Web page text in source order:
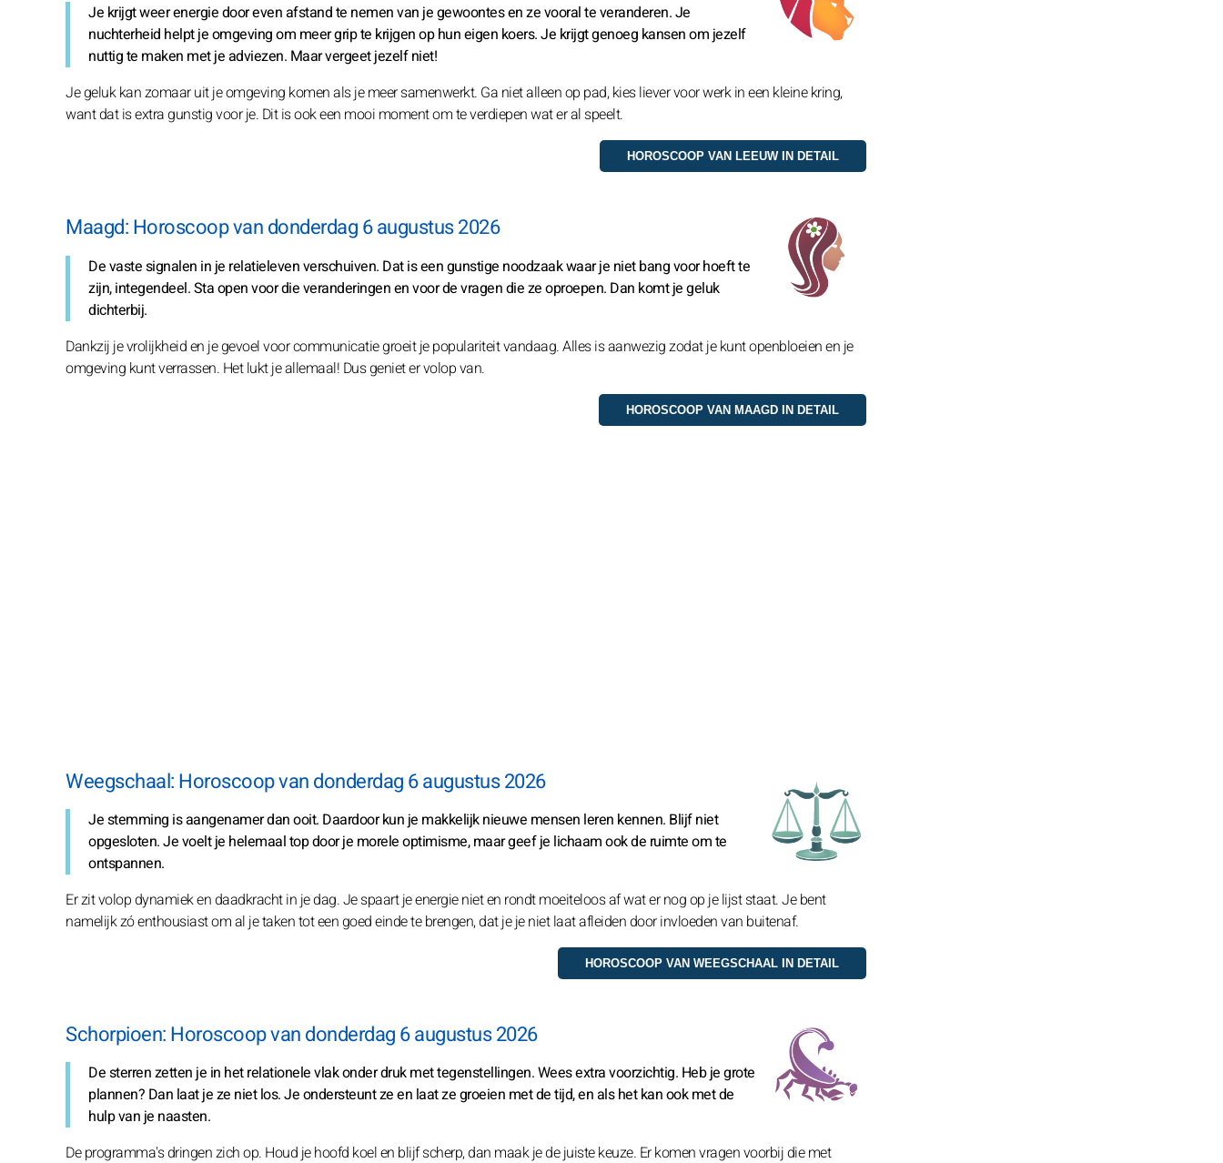
Je krijgt weer energie door even afstand te nemen van je gewoontes en ze vooral te veranderen. Je
nuchterheid helpt je omgeving om meer grip te krijgen op hun eigen koers. Je krijgt genoeg kansen om jezelf
nuttig te maken met je adviezen. Maar vergeet jezelf niet!
Je geluk kan zomaar uit je omgeving komen als je meer samenwerkt. Ga niet alleen op pad, kies liever voor werk in een kleine kring,
want dat is extra gunstig voor je. Dit is ook een mooi moment om te verdiepen wat er al speelt.
Maagd: Horoscoop van donderdag 6 augustus 2026
De vaste signalen in je relatieleven verschuiven. Dat is een gunstige noodzaak waar je niet bang voor hoeft te
zijn, integendeel. Sta open voor die veranderingen en voor de vragen die ze oproepen. Dan komt je geluk
dichterbij.
Dankzij je vrolijkheid en je gevoel voor communicatie groeit je populariteit vandaag. Alles is aanwezig zodat je kunt openbloeien en je
omgeving kunt verrassen. Het lukt je allemaal! Dus geniet er volop van.
Weegschaal: Horoscoop van donderdag 6 augustus 2026
Je stemming is aangenamer dan ooit. Daardoor kun je makkelijk nieuwe mensen leren kennen. Blijf niet
opgesloten. Je voelt je helemaal top door je morele optimisme, maar geef je lichaam ook de ruimte om te
ontspannen.
Er zit volop dynamiek en daadkracht in je dag. Je spaart je energie niet en rondt moeiteloos af wat er nog op je lijst staat. Je bent
namelijk zó enthousiast om al je taken tot een goed einde te brengen, dat je je niet laat afleiden door invloeden van buitenaf.
Schorpioen: Horoscoop van donderdag 6 augustus 2026
De sterren zetten je in het relationele vlak onder druk met tegenstellingen. Wees extra voorzichtig. Heb je grote
plannen? Dan laat je ze niet los. Je ondersteunt ze en laat ze groeien met de tijd, en als het kan ook met de
hulp van je naasten.
De programma's dringen zich op. Houd je hoofd koel en blijf scherp, dan maak je de juiste keuze. Er komen vragen voorbij die met